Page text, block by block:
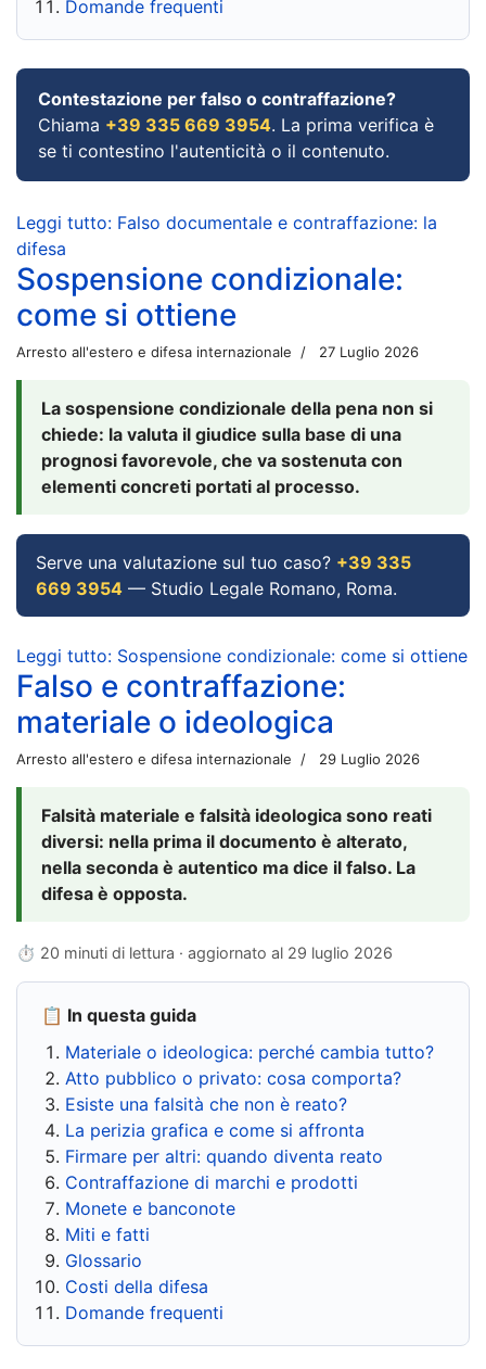
Domande frequenti
Contestazione per falso o contraffazione?
Chiama +39 335 669 3954. La prima verifica è
se ti contestino l'autenticità o il contenuto.
Leggi tutto: Falso documentale e contraffazione: la
difesa
Sospensione condizionale:
come si ottiene
Arresto all'estero e difesa internazionale 27 Luglio 2026
La sospensione condizionale della pena non si
chiede: la valuta il giudice sulla base di una
prognosi favorevole, che va sostenuta con
elementi concreti portati al processo.
Serve una valutazione sul tuo caso? +39 335
669 3954 — Studio Legale Romano, Roma.
Leggi tutto: Sospensione condizionale: come si ottiene
Falso e contraffazione:
materiale o ideologica
Arresto all'estero e difesa internazionale 29 Luglio 2026
Falsità materiale e falsità ideologica sono reati
diversi: nella prima il documento è alterato,
nella seconda è autentico ma dice il falso. La
difesa è opposta.
⏱ 20 minuti di lettura · aggiornato al 29 luglio 2026
📋 In questa guida
Materiale o ideologica: perché cambia tutto?
Atto pubblico o privato: cosa comporta?
Esiste una falsità che non è reato?
La perizia grafica e come si affronta
Firmare per altri: quando diventa reato
Contraffazione di marchi e prodotti
Monete e banconote
Miti e fatti
Glossario
Costi della difesa
Domande frequenti